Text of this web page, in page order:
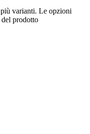
varianti. Le opzioni
del prodotto